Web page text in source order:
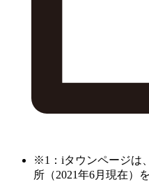
※1：iタウンページは
所（2021年6月現在）